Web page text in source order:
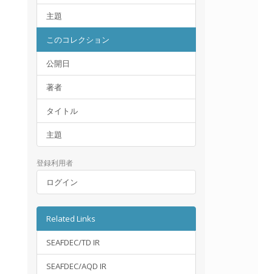
主題
このコレクション
公開日
著者
タイトル
主題
登録利用者
ログイン
Related Links
SEAFDEC/TD IR
SEAFDEC/AQD IR